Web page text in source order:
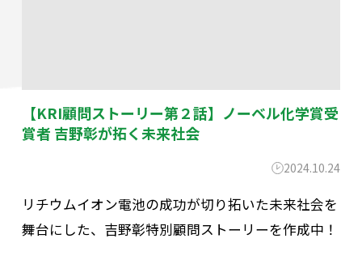
【KRI顧問ストーリー第２話】ノーベル化学賞受
賞者 吉野彰が拓く未来社会
2024.10.24
リチウムイオン電池の成功が切り拓いた未来社会を
舞台にした、吉野彰特別顧問ストーリーを作成中！